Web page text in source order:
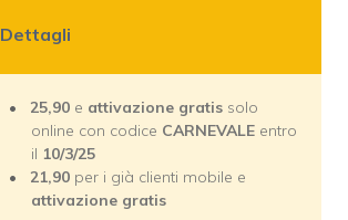
Dettagli
25,90 e attivazione gratis solo
online con codice CARNEVALE entro
il 10/3/25
21,90 per i già clienti mobile e
attivazione gratis